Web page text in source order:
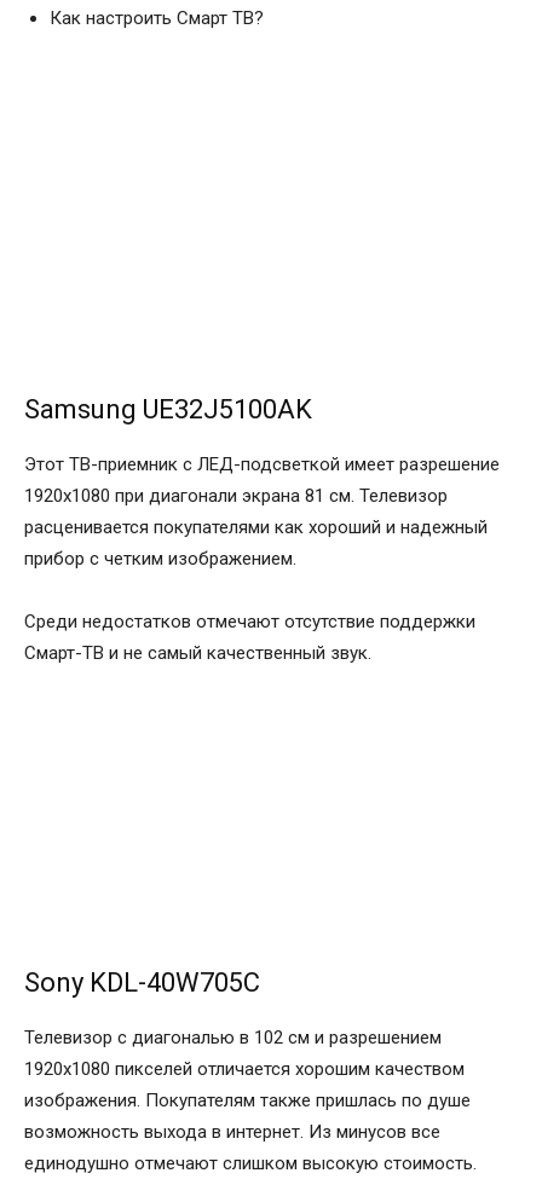
Как настроить Смарт ТВ?
Samsung UE32J5100AK
Этот ТВ-приемник с ЛЕД-подсветкой имеет разрешение
1920х1080 при диагонали экрана 81 см. Телевизор
расценивается покупателями как хороший и надежный
прибор с четким изображением.
Среди недостатков отмечают отсутствие поддержки
Смарт-ТВ и не самый качественный звук.
Sony KDL-40W705C
Телевизор с диагональю в 102 см и разрешением
1920х1080 пикселей отличается хорошим качеством
изображения. Покупателям также пришлась по душе
возможность выхода в интернет. Из минусов все
единодушно отмечают слишком высокую стоимость.